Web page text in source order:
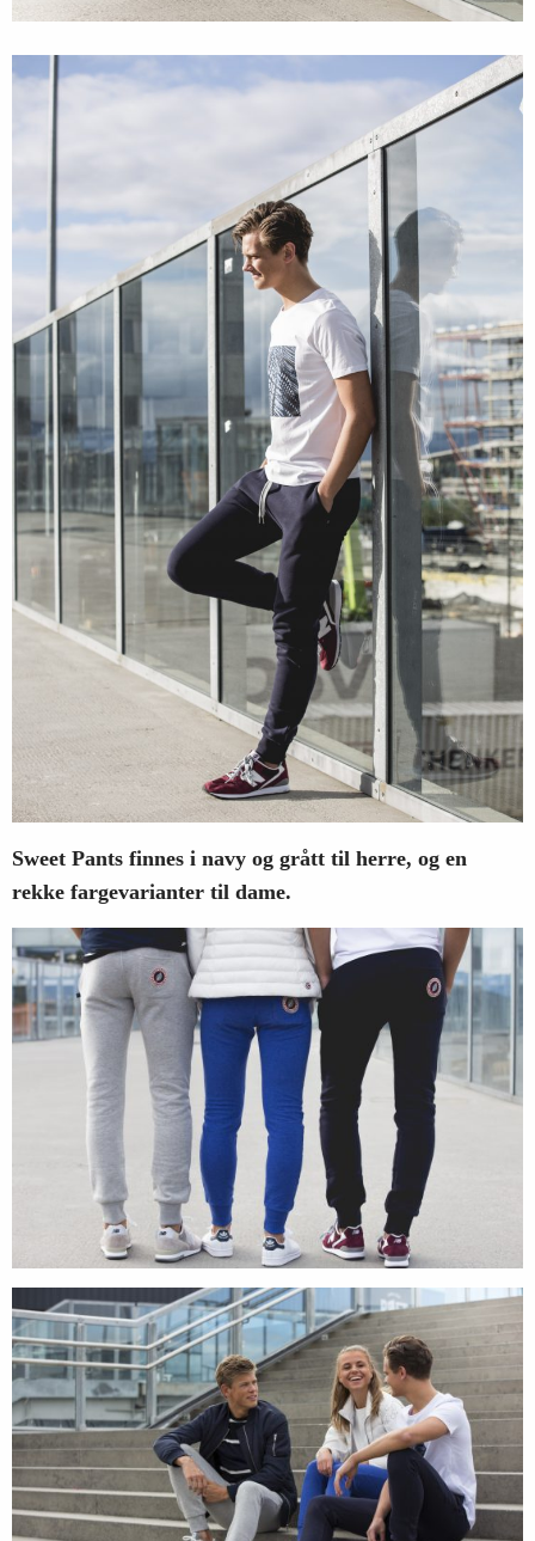
Sweet Pants finnes i navy og grått til herre, og en
rekke fargevarianter til dame.